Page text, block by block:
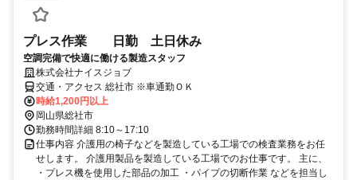
プレス作業 日勤 土日休み
空調完備で快適に働ける製造スタッフ
株式会社ナイスジョブ
交通・アクセス 総社市 ※車通勤ＯＫ
時給1,200円以上
岡山県総社市
勤務時間詳細 8:10～17:10
仕事内容 介護用の椅子などを製造している工場での検査業務をお任
せします。 介護用製品を製造している工場でのお仕事です。 主に、
・プレス機を使用した部品の加工 ・パイプの切断作業 などを担当し